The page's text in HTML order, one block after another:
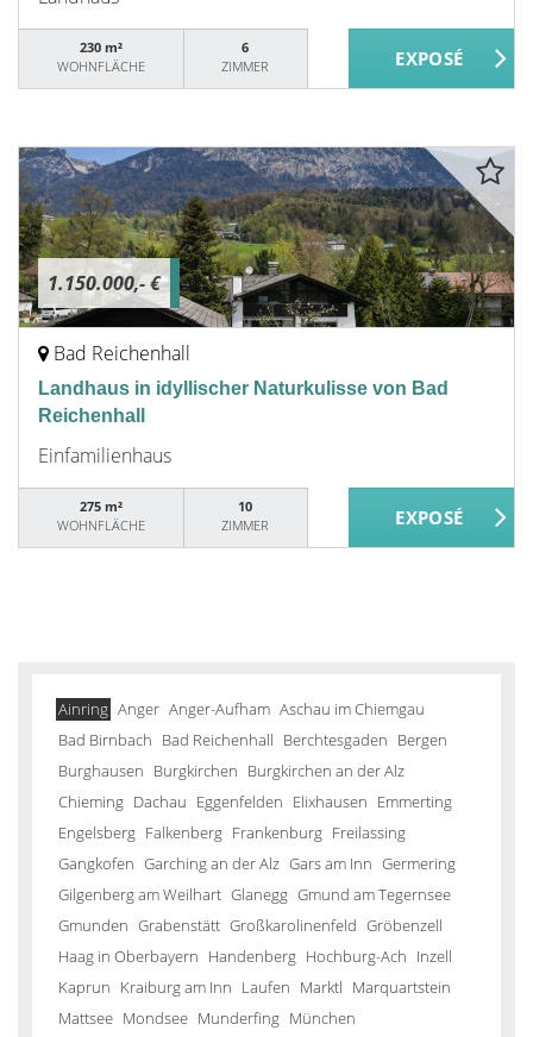
230 m²
WOHNFLÄCHE
6
ZIMMER
1.150.000,- €
Bad Reichenhall
Landhaus in idyllischer Naturkulisse von Bad
Reichenhall
Einfamilienhaus
275 m²
WOHNFLÄCHE
10
ZIMMER
Ainring Anger Anger-Aufham Aschau im Chiemgau
Bad Birnbach Bad Reichenhall Berchtesgaden Bergen
Burghausen Burgkirchen Burgkirchen an der Alz
Chieming Dachau Eggenfelden Elixhausen Emmerting
Engelsberg Falkenberg Frankenburg Freilassing
Gangkofen Garching an der Alz Gars am Inn Germering
Gilgenberg am Weilhart Glanegg Gmund am Tegernsee
Gmunden Grabenstätt Großkarolinenfeld Gröbenzell
Haag in Oberbayern Handenberg Hochburg-Ach Inzell
Kaprun Kraiburg am Inn Laufen Marktl Marquartstein
Mattsee Mondsee Munderfing München